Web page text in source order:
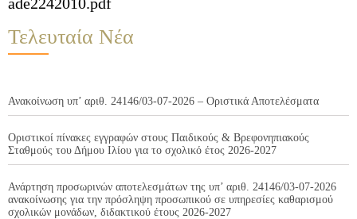
ade2242010.pdf
Τελευταία Νέα
Ανακοίνωση υπ’ αριθ. 24146/03-07-2026 – Οριστικά Αποτελέσματα
Οριστικοί πίνακες εγγραφών στους Παιδικούς & Βρεφονηπιακούς
Σταθμούς του Δήμου Ιλίου για το σχολικό έτος 2026-2027
Ανάρτηση προσωρινών αποτελεσμάτων της υπ’ αριθ. 24146/03-07-2026
ανακοίνωσης για την πρόσληψη προσωπικού σε υπηρεσίες καθαρισμού
σχολικών μονάδων, διδακτικού έτους 2026-2027